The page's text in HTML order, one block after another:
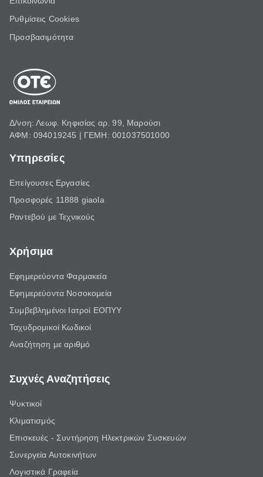
Ρυθμίσεις Cookies
Προσβασιμότητα
Δ/νση: Λεωφ. Κηφισίας αρ. 99, Μαρούσι
ΑΦΜ: 094019245 | ΓΕΜΗ: 001037501000
Υπηρεσίες
Επείγουσες Εργασίες
Προσφορές 11888 giaola
Ραντεβού με Τεχνικούς
Χρήσιμα
Εφημερεύοντα Φαρμακεία
Εφημερεύοντα Νοσοκομεία
Συμβεβλημένοι Ιατροί ΕΟΠΥΥ
Ταχυδρομικοί Κωδικοί
Αναζήτηση με αριθμό
Συχνές Αναζητήσεις
Ψυκτικοί
Κλιματισμός
Επισκευές - Συντήρηση Ηλεκτρικών Συσκευών
Συνεργεία Αυτοκινήτων
Λογιστικά Γραφεία